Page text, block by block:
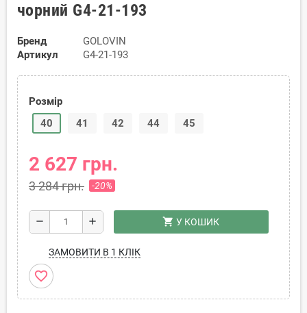
чорний G4-21-193
Бренд
GOLOVIN
Артикул
G4-21-193
Розмір
40
41 42 44 45
2 627 грн.
3 284 грн. -20%
remove add shopping_cart У КОШИК
ЗАМОВИТИ В 1 КЛІК
favorite_border